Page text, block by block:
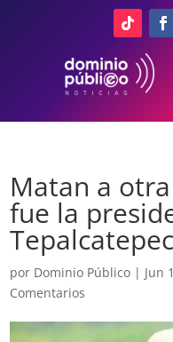
Matan a
fue la
por Dominio Público | Jun
Comentarios